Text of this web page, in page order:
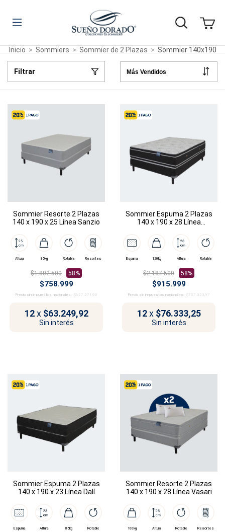
Inicio > Sommiers > Sommier de 2 Plazas > Sommier 140x190
Filtrar
Sommier Resorte 2 Plazas
140 x 190 x 25 Línea Sanzio
Altura 85kg Rotable Resortes
$1.802.500 58%
$758.999
Precio sin impuestos nacionales: $627.271,90
12 x $63.249,92
Sin interés
Sommier Espuma 2 Plazas
140 x 190 x 28 Línea
Espuma 120kg Altura Rotable
$2.187.500 58%
$915.999
Precio sin impuestos nacionales: $757.023,97
12 x $76.333,25
Sin interés
Sommier Espuma 2 Plazas
140 x 190 x 23 Línea Dalí
Espuma Altura 85kg Rotable
Sommier Resorte 2 Plazas
140 x 190 x 28 Línea Vasari
100kg Altura Rotable Resortes